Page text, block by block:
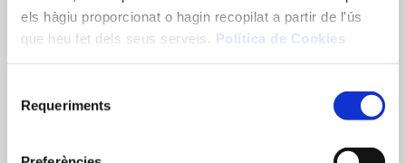
els hàgiu proporcionat o hagin recopilat a partir de l'ús
que heu fet dels seus serveis. Política de Cookies
Requeriments